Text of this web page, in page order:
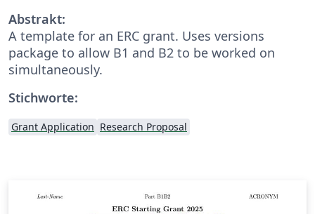
Abstrakt:
A template for an ERC grant. Uses versions
package to allow B1 and B2 to be worked on
simultaneously.
Stichworte:
Grant Application Research Proposal